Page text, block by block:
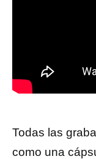
Todas las
como una